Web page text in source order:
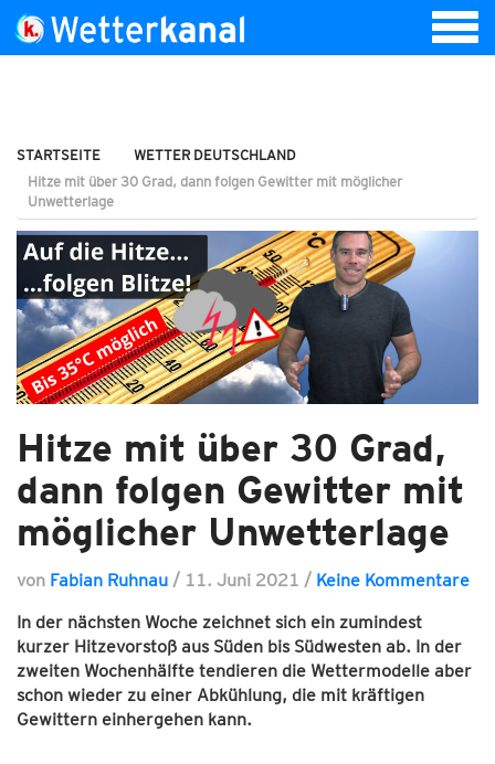
STARTSEITE
WETTER DEUTSCHLAND
Hitze mit über 30 Grad, dann folgen Gewitter mit möglicher
Unwetterlage
Hitze mit über 30 Grad,
dann folgen Gewitter mit
möglicher Unwetterlage
von Fabian Ruhnau / 11. Juni 2021 / Keine Kommentare
In der nächsten Woche zeichnet sich ein zumindest
kurzer Hitzevorstoß aus Süden bis Südwesten ab. In der
zweiten Wochenhälfte tendieren die Wettermodelle aber
schon wieder zu einer Abkühlung, die mit kräftigen
Gewittern einhergehen kann.